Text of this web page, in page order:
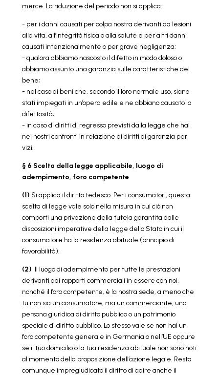
merce. La riduzione del periodo non si applica:
- per i danni causati per colpa nostra derivanti da lesioni
alla vita, all’integrità fisica o alla salute e per altri danni
causati intenzionalmente o per grave negligenza;
- qualora abbiamo nascosto il difetto in modo doloso o
abbiamo assunto una garanzia sulle caratteristiche del
bene;
- nel caso di beni che, secondo il loro normale uso, siano
stati impiegati in un’opera edile e ne abbiano causato la
difettosità;
- in caso di diritti di regresso previsti dalla legge che hai
nei nostri confronti in relazione ai diritti di garanzia per
vizi.
§ 6 Scelta della legge applicabile, luogo di
adempimento, foro competente
(1) Si applica il diritto tedesco. Per i consumatori, questa
scelta di legge vale solo nella misura in cui ciò non
comporti una privazione della tutela garantita dalle
disposizioni imperative della legge dello Stato in cui il
consumatore ha la residenza abituale (principio di
favorabilità).
(2) Il luogo di adempimento per tutte le prestazioni
derivanti dai rapporti commerciali in essere con noi,
nonché il foro competente, è la nostra sede, a meno che
tu non sia un consumatore, ma un commerciante, una
persona giuridica di diritto pubblico o un patrimonio
speciale di diritto pubblico. Lo stesso vale se non hai un
foro competente generale in Germania o nell’UE oppure
se il tuo domicilio o la tua residenza abituale non sono noti
al momento della proposizione dell’azione legale. Resta
comunque impregiudicato il diritto di adire anche il